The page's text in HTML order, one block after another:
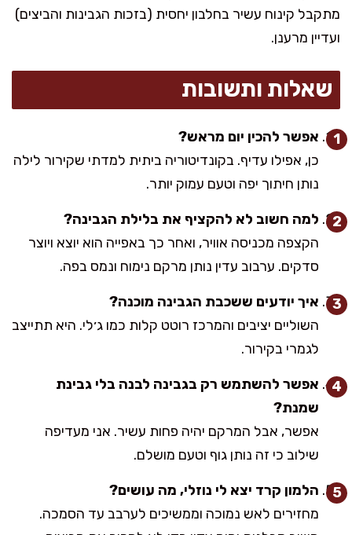
מתקבל קינוח עשיר בחלבון יחסית (בזכות הגבינות והביצים)
ועדיין מרענן.
שאלות ותשובות
אפשר להכין יום מראש?
כן, אפילו עדיף. בקונדיטוריה ביתית למדתי שקירור לילה
נותן חיתוך יפה וטעם עמוק יותר.
למה חשוב לא להקציף את בלילת הגבינה?
הקצפה מכניסה אוויר, ואחר כך באפייה הוא יוצא ויוצר
סדקים. ערבוב עדין נותן מרקם נימוח ונמס בפה.
איך יודעים ששכבת הגבינה מוכנה?
השוליים יציבים והמרכז רוטט קלות כמו ג׳לי. היא תתייצב
לגמרי בקירור.
אפשר להשתמש רק בגבינה לבנה בלי גבינת
שמנת?
אפשר, אבל המרקם יהיה פחות עשיר. אני מעדיפה
שילוב כי זה נותן גוף וטעם מושלם.
הלמון קרד יצא לי נוזלי, מה עושים?
מחזירים לאש נמוכה וממשיכים לערבב עד הסמכה.